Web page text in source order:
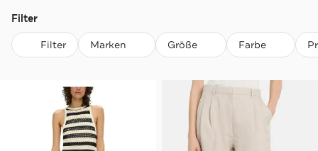
Filter
Filter Marken Größe Farbe